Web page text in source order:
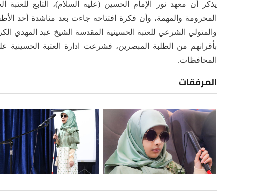
يذكر أن معهد نور الإمام الحسين (عليه السلام)، التابع للعتبة
المحرومة والمهمة، وأن فكرة افتتاحه جاءت بعد مناشدة أحد
والمتولي الشرعي للعتبة الحسينية المقدسة الشيخ عبد المهدي
بأقرانهم من الطلبة المبصرين، فشرعت ادارة العتبة
المحافظات.
المرفقات